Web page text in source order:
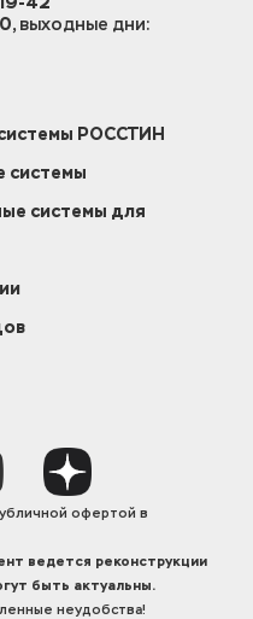
, выходные дни:
РОССТИН
системы
системы для
офертой в
ведется реконструкции
быть актуальны.
неудобства!